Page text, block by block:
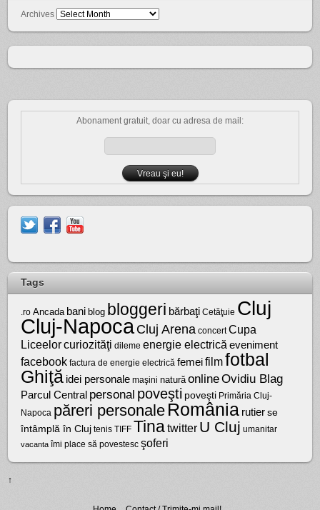
Archives
Abonament gratuit, doar cu adresa de mail:
Tags
.ro Ancada bani blog bloggeri bărbaţi Cetăţuie Cluj
Cluj-NapocaCluj Arena concert Cupa
Liceelorcuriozităţi dileme energie electrică eveniment
facebook factura de energie electrică femei filmfotbal
Ghiţă idei personale maşini natură onlineOvidiu Blag
Parcul Central personal poveşti poveşti Primăria Cluj-
Napoca păreri personale România rutier se
întâmplă în Cluj tenis TIFF Tinatwitter U Cluj umanitar
vacanta îmi place să povestesc şoferi
↑